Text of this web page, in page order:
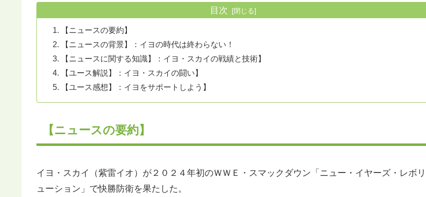
目次
【ニュースの要約】
【ニュースの背景】：イヨの時代は終わらない！
【ニュースに関する知識】：イヨ・スカイの戦績と技術】
【ユース解説】：イヨ・スカイの闘い】
【ユース感想】：イヨをサポートしよう】
【ニュースの要約】
イヨ・スカイ（紫雷イオ）が２０２４年初のＷＷＥ・スマックダウン「ニュー・イヤーズ・レボリ
ューション」で快勝防衛を果たした。